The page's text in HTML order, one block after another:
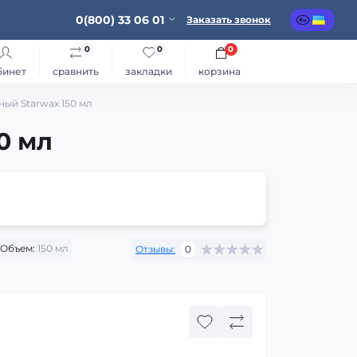
0(800) 33 06 01 Заказать звонок
сравнить
0
закладки
0
корзина
0
Starwax 150 мл
мл
150 мл Отзывы: 0